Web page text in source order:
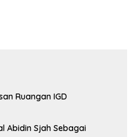
Ruangan IGD
Abidin Sjah Sebagai